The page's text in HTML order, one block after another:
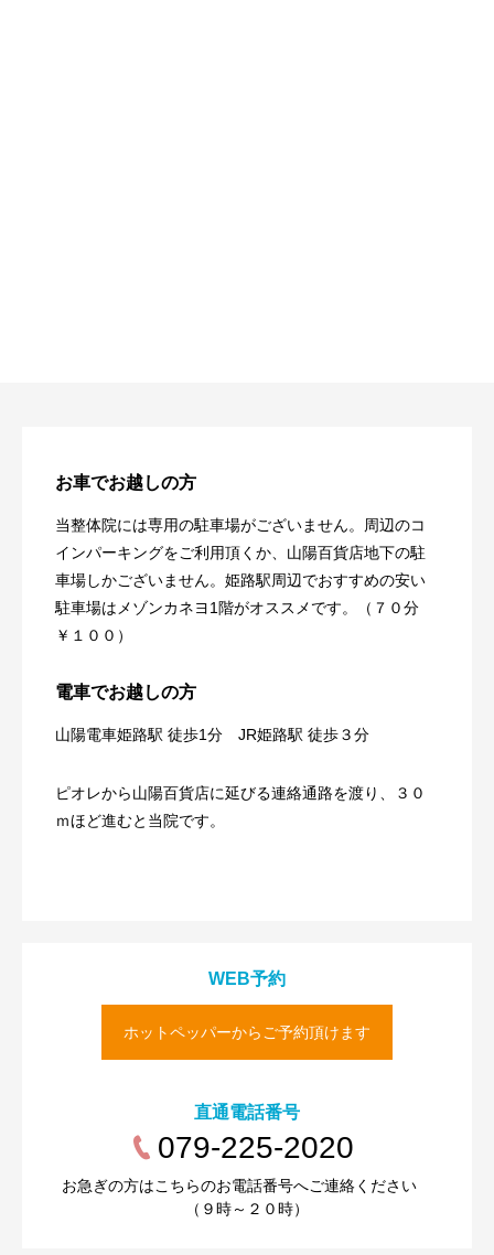
お車でお越しの方
当整体院には専用の駐車場がございません。周辺のコ
インパーキングをご利用頂くか、山陽百貨店地下の駐
車場しかございません。姫路駅周辺でおすすめの安い
駐車場はメゾンカネヨ1階がオススメです。（７０分
￥１００）
電車でお越しの方
山陽電車姫路駅 徒歩1分 JR姫路駅 徒歩３分
ピオレから山陽百貨店に延びる連絡通路を渡り、３０
ｍほど進むと当院です。
WEB予約
ホットペッパーからご予約頂けます
直通電話番号
079-225-2020
お急ぎの方はこちらのお電話番号へご連絡ください
（９時～２０時）